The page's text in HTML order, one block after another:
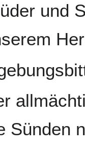
und
Sünden